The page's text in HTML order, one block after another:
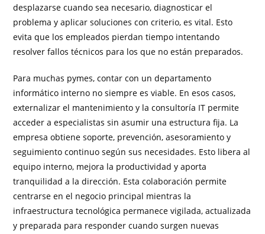
desplazarse cuando sea necesario, diagnosticar el
problema y aplicar soluciones con criterio, es vital. Esto
evita que los empleados pierdan tiempo intentando
resolver fallos técnicos para los que no están preparados.
Para muchas pymes, contar con un departamento
informático interno no siempre es viable. En esos casos,
externalizar el mantenimiento y la consultoría IT permite
acceder a especialistas sin asumir una estructura fija. La
empresa obtiene soporte, prevención, asesoramiento y
seguimiento continuo según sus necesidades. Esto libera al
equipo interno, mejora la productividad y aporta
tranquilidad a la dirección. Esta colaboración permite
centrarse en el negocio principal mientras la
infraestructura tecnológica permanece vigilada, actualizada
y preparada para responder cuando surgen nuevas